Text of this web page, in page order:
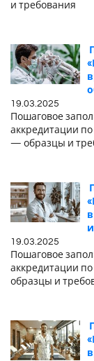
и требования
19.03.2025
Пошаговое
аккредитации
— образцы и
19.03.2025
Пошаговое
аккредитации
образцы и